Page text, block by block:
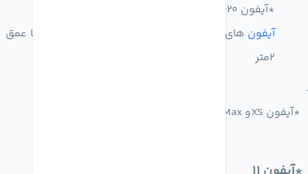
*آیفون SE2020
آیفون
های دارای گواهی ip68‌مقاومت 30دقیقه ای تا عمق
2متر
*آیفون XSو XS Max